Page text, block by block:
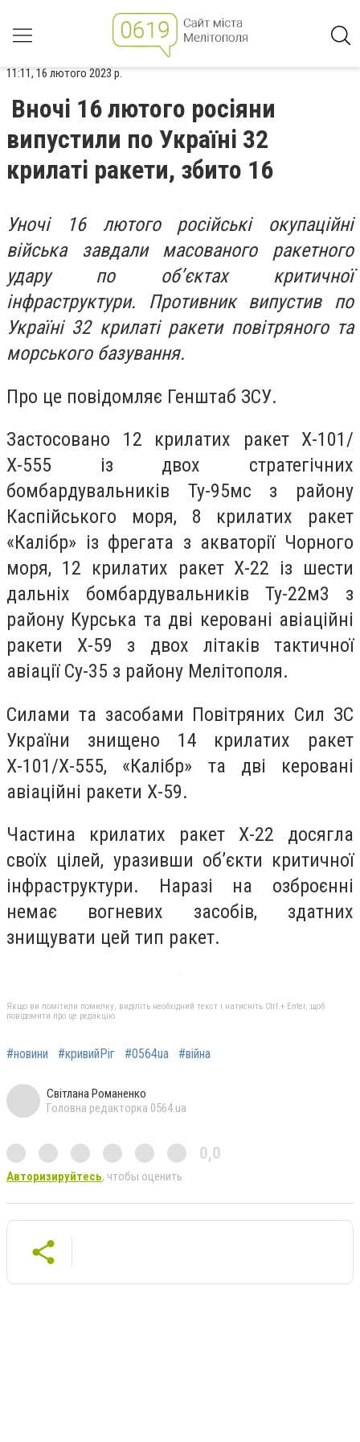
11:11, 16 лютого 2023 р.
Вночі 16 лютого росіяни
випустили по Україні 32
крилаті ракети, збито 16
Уночі 16 лютого російські окупаційні
війська завдали масованого ракетного
удару по об’єктах критичної
інфраструктури. Противник випустив по
Україні 32 крилаті ракети повітряного та
морського базування.
Про це повідомляє Генштаб ЗСУ.
Застосовано 12 крилатих ракет Х-101/
Х-555 із двох стратегічних
бомбардувальників Ту-95мс з району
Каспійського моря, 8 крилатих ракет
«Калібр» із фрегата з акваторії Чорного
моря, 12 крилатих ракет Х-22 із шести
дальніх бомбардувальників Ту-22м3 з
району Курська та дві керовані авіаційні
ракети Х-59 з двох літаків тактичної
авіації Су-35 з району Мелітополя.
Силами та засобами Повітряних Сил ЗС
України знищено 14 крилатих ракет
Х-101/Х-555, «Калібр» та дві керовані
авіаційні ракети Х-59.
Частина крилатих ракет Х-22 досягла
своїх цілей, уразивши об’єкти критичної
інфраструктури. Наразі на озброєнні
немає вогневих засобів, здатних
знищувати цей тип ракет.
Якщо ви помітили помилку, виділіть необхідний текст і натисніть Ctrl + Enter, щоб
повідомити про це редакцію
#новини #кривийРіг #0564ua #війна
Світлана Романенко
Головна редакторка 0564.ua
0,0
Авторизируйтесь, чтобы оценить